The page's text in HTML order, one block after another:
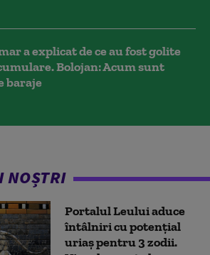
a explicat de ce au fost golite
Bolojan: Acum sunt
baraje
NOȘTRI
Portalul Leului aduce
întâlniri cu potențial
uriaș pentru 3 zodii.